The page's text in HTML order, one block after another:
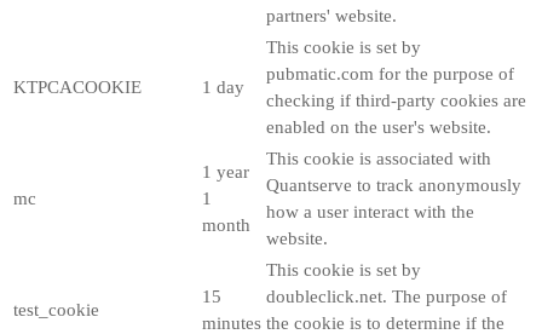
partners' website.
KTPCACOOKIE 1 day
This cookie is set by
pubmatic.com for the purpose of
checking if third-party cookies are
enabled on the user's website.
mc
1 year
1
month
This cookie is associated with
Quantserve to track anonymously
how a user interact with the
website.
test_cookie
15
minutes
This cookie is set by
doubleclick.net. The purpose of
the cookie is to determine if the